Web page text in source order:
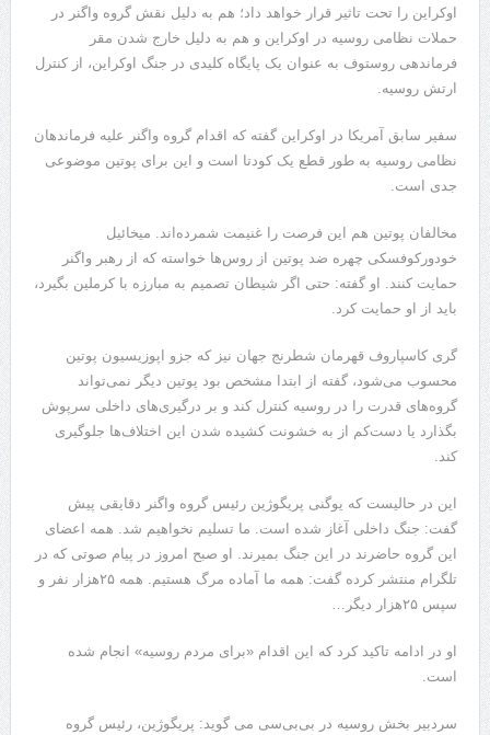
اوکراین را تحت تاثیر قرار خواهد داد؛ هم به دلیل نقش گروه واگنر در
حملات نظامی روسیه در اوکراین و هم به دلیل خارج شدن مقر
فرماندهی روستوف به عنوان یک پایگاه کلیدی در جنگ اوکراین، از کنترل
ارتش روسیه.
سفیر سابق آمریکا در اوکراین گفته که اقدام گروه واگنر علیه فرماندهان
نظامی روسیه به طور قطع یک کودتا است و این برای پوتین موضوعی
جدی است.
مخالفان پوتین هم این فرصت را غنیمت شمرده‌اند. میخائیل
خودورکوفسکی چهره ضد پوتین از روس‌ها خواسته که از رهبر واگنر
حمایت کنند. او گفته: حتی اگر شیطان تصمیم به مبارزه با کرملین بگیرد،
باید از او حمایت کرد.
گری کاسپاروف قهرمان شطرنج جهان نیز که جزو اپوزیسیون پوتین
محسوب می‌شود، گفته از ابتدا مشخص بود پوتین دیگر نمی‌تواند
گروه‌های قدرت را در روسیه کنترل کند و بر درگیری‌های داخلی سرپوش
بگذارد یا دست‌کم از به خشونت کشیده شدن این اختلاف‌ها جلوگیری
کند.
این در حالیست که یوگنی پریگوژین رئیس گروه واگنر دقایقی پیش
گفت: جنگ داخلی آغاز شده است. ما تسلیم نخواهیم شد. همه اعضای
این گروه حاضرند در این جنگ بمیرند. او صبح امروز در پیام صوتی که در
تلگرام منتشر کرده گفت: همه ما آماده مرگ هستیم. همه ۲۵هزار نفر و
سپس ۲۵هزار دیگر…
او در ادامه تاکید کرد که این اقدام «برای مردم روسیه» انجام شده
است.
سردبیر بخش روسیه در بی‌بی‌سی می گوید: پریگوژین، رئیس گروه